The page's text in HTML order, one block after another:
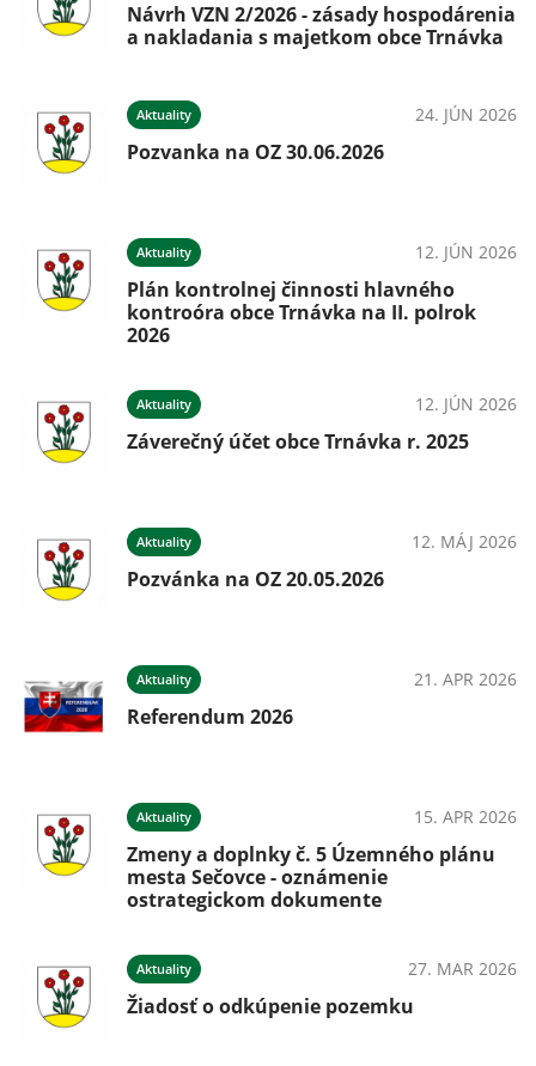
Návrh VZN 2/2026 - zásady hospodárenia
a nakladania s majetkom obce Trnávka
Aktuality 24. JÚN 2026
Pozvanka na OZ 30.06.2026
Aktuality 12. JÚN 2026
Plán kontrolnej činnosti hlavného
kontroóra obce Trnávka na II. polrok
2026
Aktuality 12. JÚN 2026
Záverečný účet obce Trnávka r. 2025
Aktuality 12. MÁJ 2026
Pozvánka na OZ 20.05.2026
Aktuality 21. APR 2026
Referendum 2026
Aktuality 15. APR 2026
Zmeny a doplnky č. 5 Územného plánu
mesta Sečovce - oznámenie
ostrategickom dokumente
Aktuality 27. MAR 2026
Žiadosť o odkúpenie pozemku